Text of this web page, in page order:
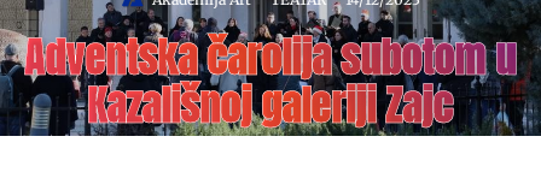
Adventska čarolija subotom u
Kazališnoj galeriji Zajc